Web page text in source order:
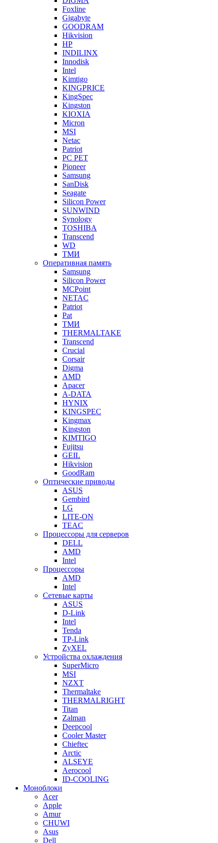
Foxline
Gigabyte
GOODRAM
Hikvision
HP
INDILINX
Innodisk
Intel
Kimtigo
KINGPRICE
KingSpec
Kingston
KIOXIA
Micron
MSI
Netac
Patriot
PC PET
Pioneer
Samsung
SanDisk
Seagate
Silicon Power
SUNWIND
Synology
TOSHIBA
Transcend
WD
ТМИ
Оперативная память
Samsung
Silicon Power
MCPoint
NETAC
Patriot
Pat
ТМИ
THERMALTAKE
Transcend
Crucial
Corsair
Digma
AMD
Apacer
A-DATA
HYNIX
KINGSPEC
Kingmax
Kingston
KIMTIGO
Fujitsu
GEIL
Hikvision
GoodRam
Оптические приводы
ASUS
Gembird
LG
LITE-ON
TEAC
Процессоры для серверов
DELL
AMD
Intel
Процессоры
AMD
Intel
Сетевые карты
ASUS
D-Link
Intel
Tenda
TP-Link
ZyXEL
Устройства охлаждения
SuperMicro
MSI
NZXT
Thermaltake
THERMALRIGHT
Titan
Zalman
Deepcool
Cooler Master
Chieftec
Arctic
ALSEYE
Aerocool
ID-COOLING
Моноблоки
Acer
Apple
Amur
CHUWI
Asus
Dell